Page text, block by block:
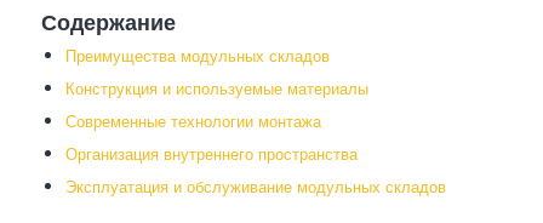
Содержание
Преимущества модульных складов
Конструкция и используемые материалы
Современные технологии монтажа
Организация внутреннего пространства
Эксплуатация и обслуживание модульных складов